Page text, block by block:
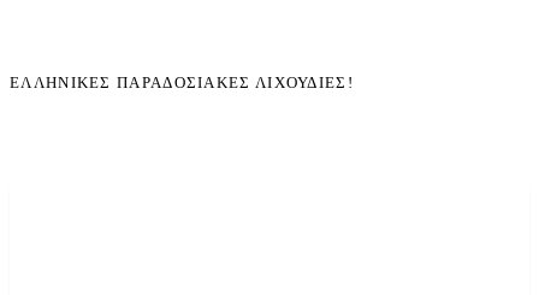
ΕΛΛΗΝΙΚΈΣ ΠΑΡΑΔΟΣΙΑΚΈΣ ΛΙΧΟΥΔΙΈΣ!